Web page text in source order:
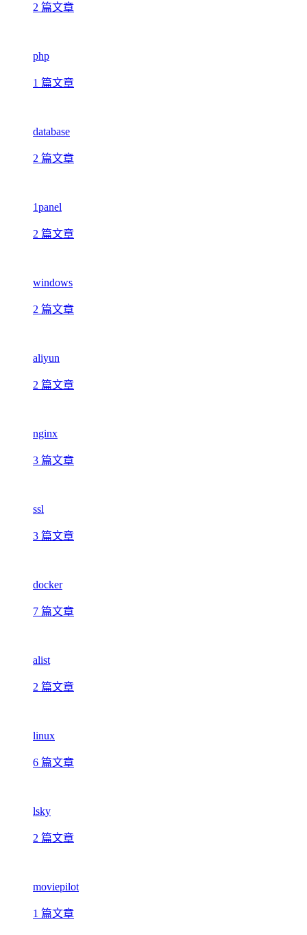
2 篇文章
php
1 篇文章
database
2 篇文章
1panel
2 篇文章
windows
2 篇文章
aliyun
2 篇文章
nginx
3 篇文章
ssl
3 篇文章
docker
7 篇文章
alist
2 篇文章
linux
6 篇文章
lsky
2 篇文章
moviepilot
1 篇文章